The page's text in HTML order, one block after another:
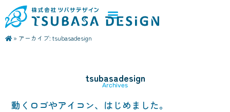
» アーカイブ: tsubasadesign
tsubasadesign
Archives
動くロゴやアイコン、はじめました。